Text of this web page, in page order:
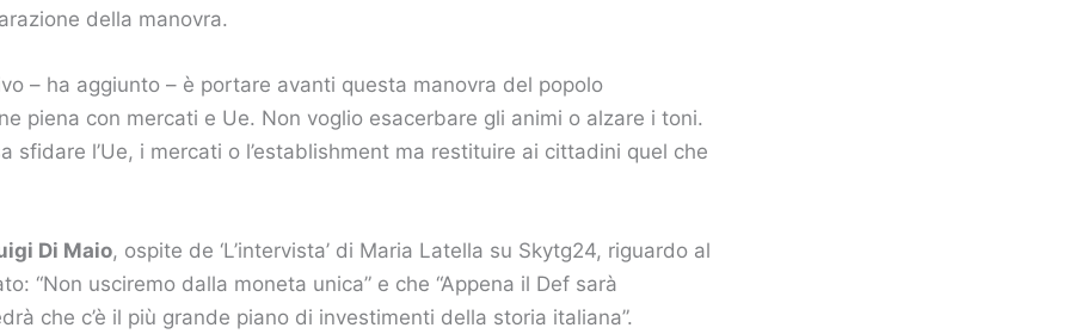
della manovra.
– ha aggiunto – è portare avanti questa manovra del popolo
piena con mercati e Ue. Non voglio esacerbare gli animi o alzare i toni.
sfidare l’Ue, i mercati o l’establishment ma restituire ai cittadini quel che
Di Maio, ospite de ‘L’intervista’ di Maria Latella su Skytg24, riguardo al
“Non usciremo dalla moneta unica” e che “Appena il Def sarà
che c’è il più grande piano di investimenti della storia italiana”.